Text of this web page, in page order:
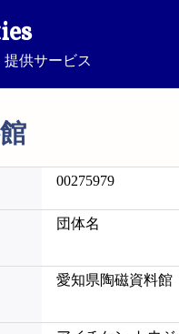
供サービス
00275979
団体名
愛知県陶磁資料館